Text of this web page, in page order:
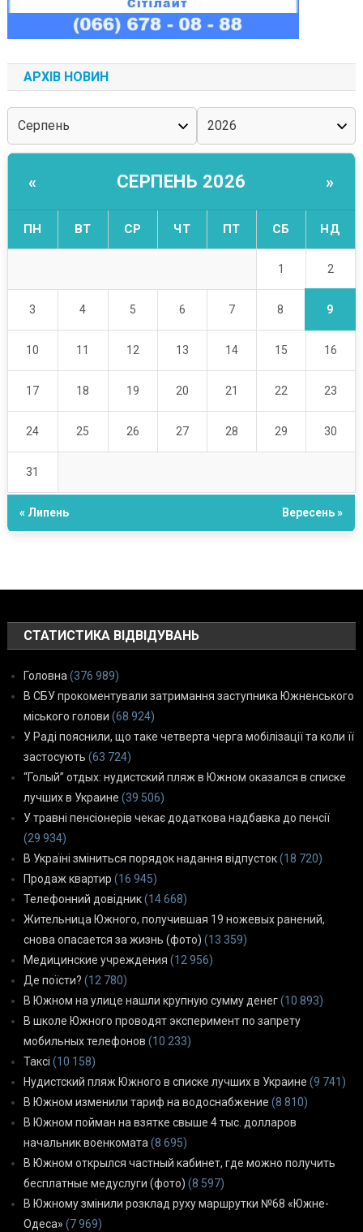
АРХІВ НОВИН
« СЕРПЕНЬ 2026 »
ПН ВТ СР ЧТ ПТ СБ НД
1 2
3 4 5 6 7 8 9
10 11 12 13 14 15 16
17 18 19 20 21 22 23
24 25 26 27 28 29 30
31
« Липень Вересень »
СТАТИСТИКА ВІДВІДУВАНЬ
Головна(376 989)
В СБУ прокоментували затримання заступника Южненського
міського голови (68 924)
У Раді пояснили, що таке четверта черга мобілізації та коли її
застосують (63 724)
“Голый” отдых: нудистский пляж в Южном оказался в списке
лучших в Украине (39 506)
У травні пенсіонерів чекає додаткова надбавка до пенсії
(29 934)
В Україні зміниться порядок надання відпусток(18 720)
Продаж квартир (16 945)
Телефонний довідник(14 668)
Жительница Южного, получившая 19 ножевых ранений,
снова опасается за жизнь (фото) (13 359)
Медицинские учреждения (12 956)
Де поїсти? (12 780)
В Южном на улице нашли крупную сумму денег(10 893)
В школе Южного проводят эксперимент по запрету
мобильных телефонов (10 233)
Таксі (10 158)
Нудистский пляж Южного в списке лучших в Украине (9 741)
В Южном изменили тариф на водоснабжение (8 810)
В Южном пойман на взятке свыше 4 тыс. долларов
начальник военкомата(8 695)
В Южном открылся частный кабинет, где можно получить
бесплатные медуслуги (фото) (8 597)
В Южному змінили розклад руху маршрутки №68 «Южне-
Одеса» (7 969)